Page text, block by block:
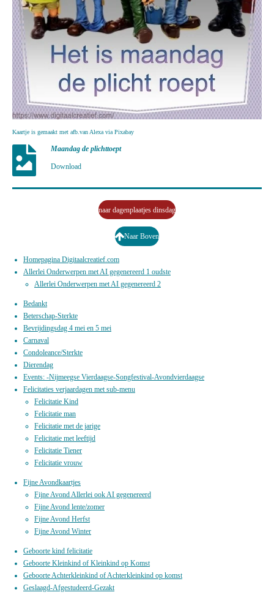
Kaartje is gemaakt met afb.van Alexa via Pixabay
Maandag de plichttoept
Download
naar dagenplaatjes dinsdag
Naar Boven
Homepagina Digitaalcreatief.com
Allerlei Onderwerpen met AI gegenereerd 1 oudste
Allerlei Onderwerpen met AI gegenereerd 2
Bedankt
Beterschap-Sterkte
Bevrijdingsdag 4 mei en 5 mei
Carnaval
Condoleance/Sterkte
Dierendag
Events: -Nijmeegse Vierdaagse-Songfestival-Avondvierdaagse
Felicitaties verjaardagen met sub-menu
Felicitatie Kind
Felicitatie man
Felicitatie met de jarige
Felicitatie met leeftijd
Felicitatie Tiener
Felicitatie vrouw
Fijne Avondkaartjes
Fijne Avond Allerlei ook AI gegenereerd
Fijne Avond lente/zomer
Fijne Avond Herfst
Fijne Avond Winter
Geboorte kind felicitatie
Geboorte Kleinkind of Kleinkind op Komst
Geboorte Achterkleinkind of Achterkleinkind op komst
Geslaagd-Afgestudeerd-Gezakt